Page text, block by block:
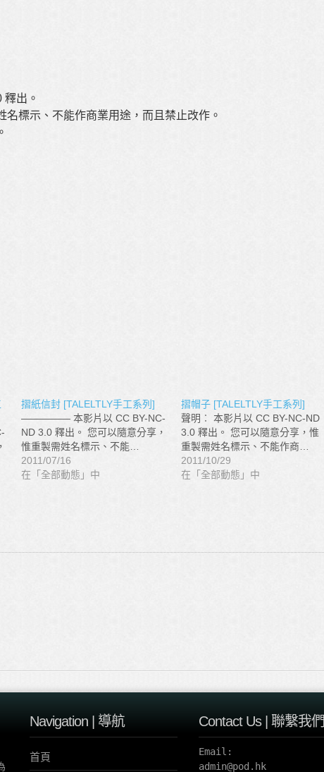
出。
名標示、不能作商業用途，而且禁止改作。
摺紙信封 [TALELTLY手工系列]
————— 本影片以 CC BY-NC-
ND 3.0 釋出。 您可以隨意分享，
惟重製需姓名標示、不能…
2011/07/16
在「全部動態」中
摺帽子 [TALELTLY手工系列]
聲明︰ 本影片以 CC BY-NC-ND
3.0 釋出。 您可以隨意分享，惟
重製需姓名標示、不能作商…
2011/10/29
在「全部動態」中
Navigation | 導航
首頁
Contact Us | 聯繫我們
Email:
admin@pod.hk